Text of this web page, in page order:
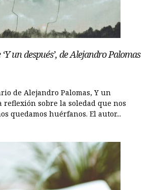
un después’, de Alejandro Palomas
de Alejandro Palomas, Y un
reflexión sobre la soledad que nos
quedamos huérfanos. El autor...